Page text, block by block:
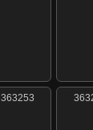
363253